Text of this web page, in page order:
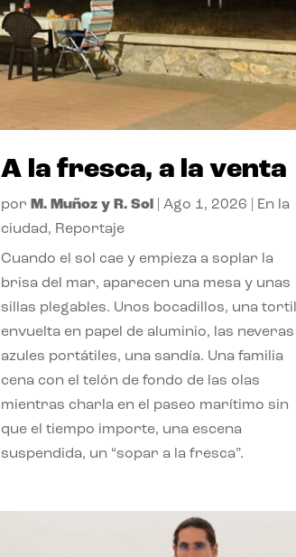
A la fresca, a la venta
por M. Muñoz y R. Sol Ago 1, 2026
En la
ciudad, Reportaje
Cuando el sol cae y empieza a soplar la
brisa del mar, aparecen una mesa y unas
sillas plegables. Unos bocadillos, una
envuelta en papel de aluminio, las neveras
azules portátiles, una sandía. Una familia
cena con el telón de fondo de las olas
mientras charla en el paseo marítimo sin
que el tiempo importe, una escena
suspendida, un “sopar a la fresca”.